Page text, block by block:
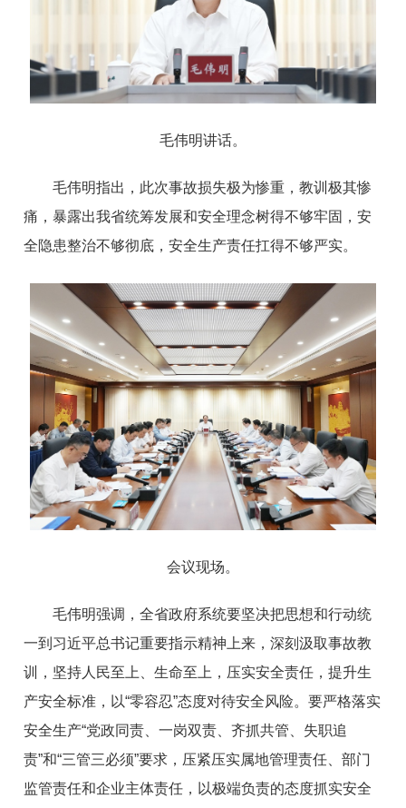
毛伟明讲话。
毛伟明指出，此次事故损失极为惨重，教训极其惨
痛，暴露出我省统筹发展和安全理念树得不够牢固，安
全隐患整治不够彻底，安全生产责任扛得不够严实。
会议现场。
毛伟明强调，全省政府系统要坚决把思想和行动统
一到习近平总书记重要指示精神上来，深刻汲取事故教
训，坚持人民至上、生命至上，压实安全责任，提升生
产安全标准，以“零容忍”态度对待安全风险。要严格落实
安全生产“党政同责、一岗双责、齐抓共管、失职追
责”和“三管三必须”要求，压紧压实属地管理责任、部门
监管责任和企业主体责任，以极端负责的态度抓实安全